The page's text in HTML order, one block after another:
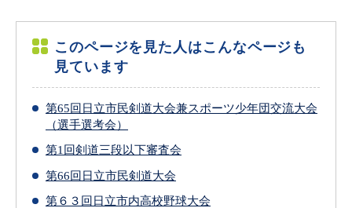
このページを見た人はこんなページも
見ています
第65回日立市民剣道大会兼スポーツ少年団交流大会
（選手選考会）
第1回剣道三段以下審査会
第66回日立市民剣道大会
第６３回日立市内高校野球大会